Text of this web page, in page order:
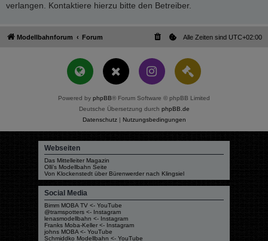
verlangen. Kontaktiere hierzu bitte den Betreiber.
Modellbahnforum Forum Alle Zeiten sind UTC+02:00
Powered by phpBB® Forum Software © phpBB Limited
Deutsche Übersetzung durch phpBB.de
Datenschutz| Nutzungsbedingungen
Webseiten
Das Mittelleiter Magazin
Olli's Modellbahn Seite
Von Klockenstedt über Bürenwerder nach Klingsiel
Social Media
Bimm MOBA TV <- YouTube
@tramspotters <- Instagram
lenasmodellbahn <- Instagram
Franks Moba-Keller <- Instagram
johns MOBA <- YouTube
Schmiddko Modellbahn <- YouTube